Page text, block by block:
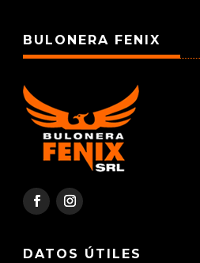
BULONERA FENIX
DATOS ÚTILES